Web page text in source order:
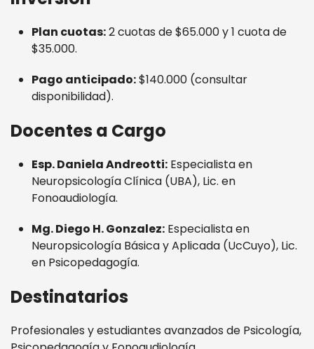
Plan cuotas:2 cuotas de $65.000 y 1 cuota de
$35.000.
Pago anticipado:$140.000 (consultar
disponibilidad).
Docentes a Cargo
Esp. Daniela Andreotti: Especialista en
Neuropsicología Clínica (UBA), Lic. en
Fonoaudiología.
Mg. Diego H. Gonzalez: Especialista en
Neuropsicología Básica y Aplicada (UcCuyo), Lic.
en Psicopedagogía.
Destinatarios
Profesionales y estudiantes avanzados de Psicología,